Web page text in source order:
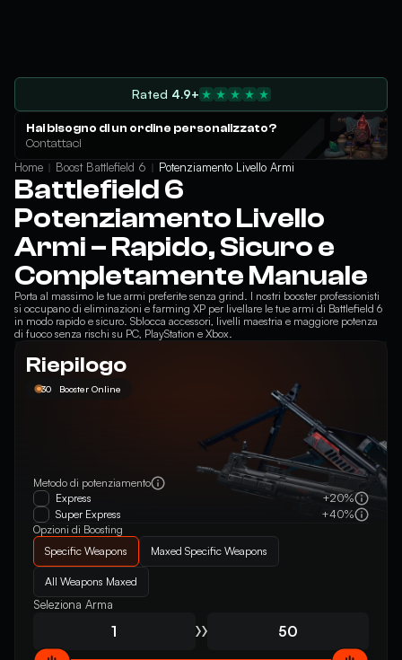
Rated 4.9+
Hai bisogno di un ordine personalizzato?
Contattaci
Home Boost Battlefield 6 Potenziamento Livello Armi
Battlefield 6
Potenziamento Livello
Armi – Rapido, Sicuro e
Completamente Manuale
Porta al massimo le tue armi preferite senza grind. I nostri booster professionisti
si occupano di eliminazioni e farming XP per livellare le tue armi di Battlefield 6
in modo rapido e sicuro. Sblocca accessori, livelli maestria e maggiore potenza
di fuoco senza rischi su PC, PlayStation e Xbox.
Riepilogo
30 Booster Online
Metodo di potenziamento
Express
+20%
Super Express
+40%
Opzioni di Boosting
Specific Weapons
Maxed Specific Weapons
All Weapons Maxed
Seleziona Arma